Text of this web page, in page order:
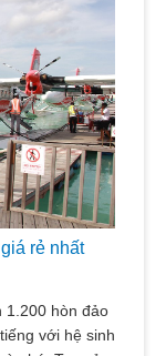
ăn đặc biệt
rẻ nhất
1.200 hòn đảo
với hệ sinh